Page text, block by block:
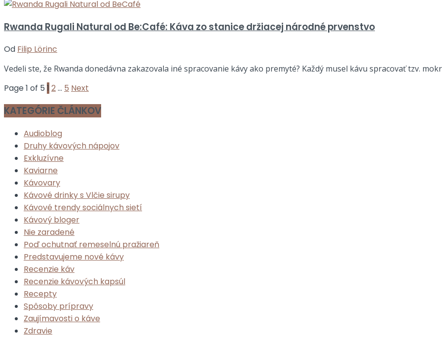
Rwanda Rugali Natural od Be:Café: Káva zo stanice držiacej národné prvenstvo
Od Filip Lörinc
Vedeli ste, že Rwanda donedávna zakazovala iné spracovanie kávy ako premyté? Každý musel kávu spracovať tzv.
Page 1 of 5 1 2… 5 Next
KATEGÓRIE ČLÁNKOV
Audioblog
Druhy kávových nápojov
Exkluzívne
Kaviarne
Kávovary
Kávové drinky s Vlčie sirupy
Kávové trendy sociálnych sietí
Kávový bloger
Nie zaradené
Poď ochutnať remeselnú pražiareň
Predstavujeme nové kávy
Recenzie káv
Recenzie kávových kapsúl
Recepty
Spôsoby prípravy
Zaujímavosti o káve
Zdravie